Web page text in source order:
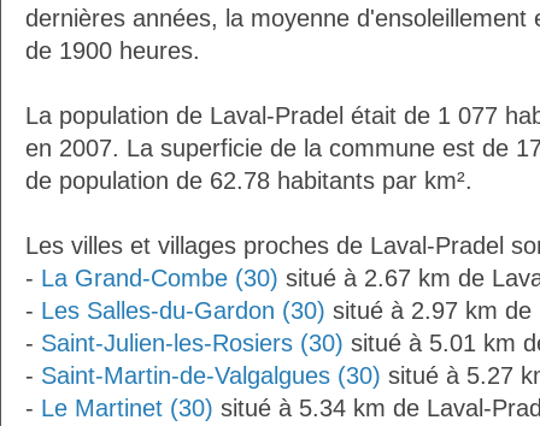
dernières années, la moyenne d'ensoleillement
de 1900 heures.
La population de Laval-Pradel était de 1 077
en 2007. La superficie de la commune est de
de population de 62.78 habitants par km².
Les villes et villages proches de Laval-Pradel
- La Grand-Combe (30) situé à 2.67 km de
- Les Salles-du-Gardon (30) situé à 2.97 km de
- Saint-Julien-les-Rosiers (30) situé à 5.01 km
- Saint-Martin-de-Valgalgues (30) situé à 5.27
- Le Martinet (30) situé à 5.34 km de Laval-